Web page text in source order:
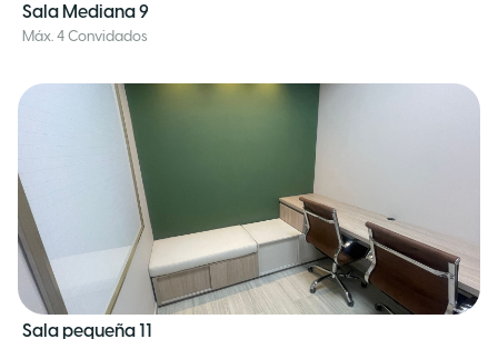
Sala Mediana 9
Máx. 4 Convidados
Sala pequeña 11